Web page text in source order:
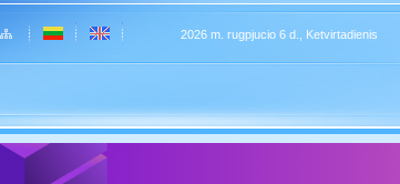
2026 m. rugpjucio 6 d., Ketvirtadienis